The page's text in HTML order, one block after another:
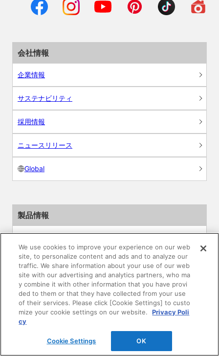
会社情報
企業情報
サステナビリティ
採用情報
ニュースリリース
Global
製品情報
建材製品情報 総合TOP
住宅向け
公共・商業施設向け
エンジニアリング情報
We use cookies to improve your experience on our web
site, to personalize content and ads and to analyze our
traffic. We share information about your use of our web
site with our advertising and analytics partners, who ma
y combine it with other information that you have provi
ded to them or that they have collected from your use
of their services. Please click [Cookie Settings] to custo
mize your cookie settings on our website.
Privacy Poli
cy
Cookie Settings OK